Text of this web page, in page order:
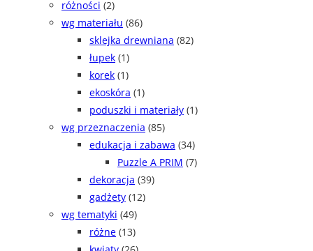
różności (2)
wg materiału (86)
sklejka drewniana (82)
łupek (1)
korek (1)
ekoskóra (1)
poduszki i materiały (1)
wg przeznaczenia (85)
edukacja i zabawa (34)
Puzzle A PRIM (7)
dekoracja (39)
gadżety (12)
wg tematyki (49)
różne (13)